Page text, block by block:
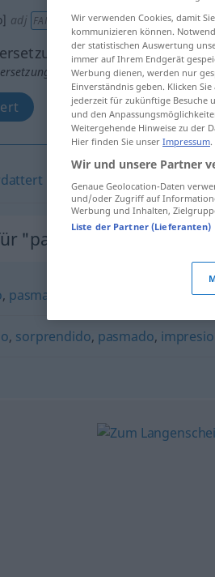
adj FAM
anklicken/antippen)
"patidifuso"
, pasmado ,
, sorprendido, pasmado,
Wir verwenden Cookies, damit
kommunizieren können.
der statistischen Auswertung
immer auf Ihrem Endgerät
Werbung dienen, werden nur
Einverständnis geben. Klicken
jederzeit für zukünftige Besuche
und den
Weitergehende Hinweise zu der
Hier finden Sie unser Impressum.
Wir und unsere Partner
Genaue Geolocation-Daten
und/oder Zugriff auf
Werbung und Inhalten,
Liste der Partner (Lieferanten)